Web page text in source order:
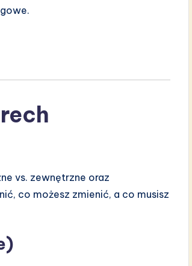
vs. zewnętrzne oraz
co możesz zmienić, a co musisz